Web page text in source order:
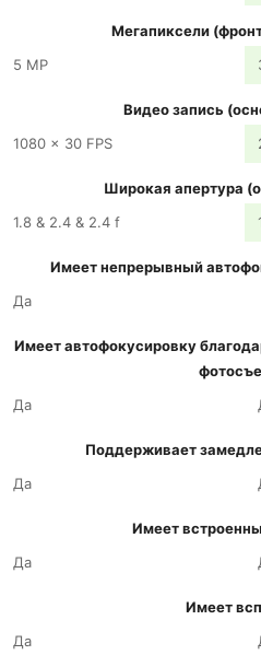
Мегапиксели
5 MP
Видео запись
1080 x 30 FPS
Широкая апертура
1.8 & 2.4 & 2.4 f
Имеет непрерывный
Да
Имеет автофокусировку
Да
Поддерживает
Да
Имеет
Да
Имеет
Да